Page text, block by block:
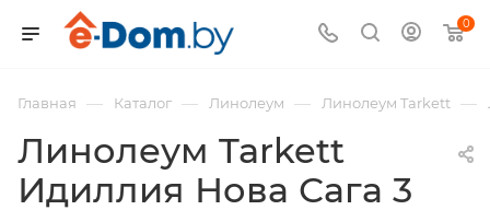
0
Главная — Каталог — Линолеум — Линолеум Tarkett —
Линолеум Tarkett
Идиллия Нова Сага 3